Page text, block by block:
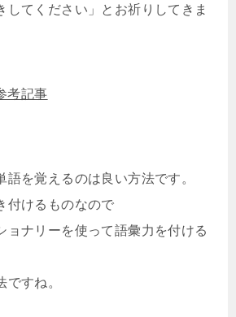
してください」とお祈りしてきま
考記事
語を覚えるのは良い方法です。
付けるものなので
ョナリーを使って語彙力を付ける
ですね。